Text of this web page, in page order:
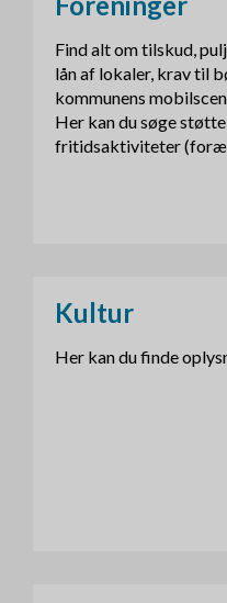
Find alt om tilskud,
lån af lokaler, krav til
kommunens
Her kan du søge
fritidsaktiviteter
Kultur
Her kan du finde